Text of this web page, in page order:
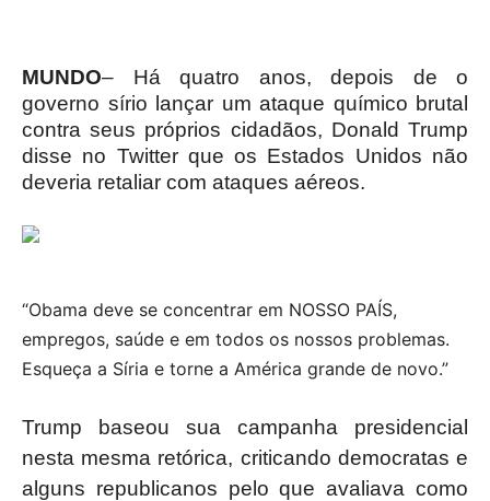
MUNDO– Há quatro anos, depois de o
governo sírio lançar um ataque químico brutal
contra seus próprios cidadãos, Donald Trump
disse no Twitter que os Estados Unidos não
deveria retaliar com ataques aéreos.
“Obama deve se concentrar em NOSSO PAÍS,
empregos, saúde e em todos os nossos problemas.
Esqueça a Síria e torne a América grande de novo.”
Trump baseou sua campanha presidencial
nesta mesma retórica, criticando democratas e
alguns republicanos pelo que avaliava como